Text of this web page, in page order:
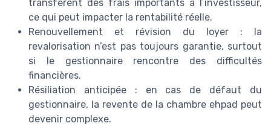
transfèrent des frais importants à l’investisseur,
ce qui peut impacter la rentabilité réelle.
Renouvellement et révision du loyer : la
revalorisation n’est pas toujours garantie, surtout
si le gestionnaire rencontre des difficultés
financières.
Résiliation anticipée : en cas de défaut du
gestionnaire, la revente de la chambre ehpad peut
devenir complexe.